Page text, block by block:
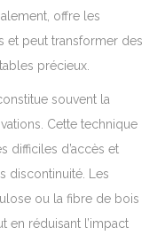
offre les
et peut transformer des
précieux.
souvent la
Cette technique
difficiles d’accès et
discontinuité. Les
ou la fibre de bois
en réduisant l’impact